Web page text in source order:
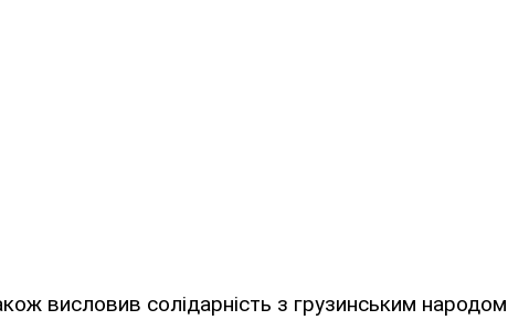
висловив солідарність з грузинським народом